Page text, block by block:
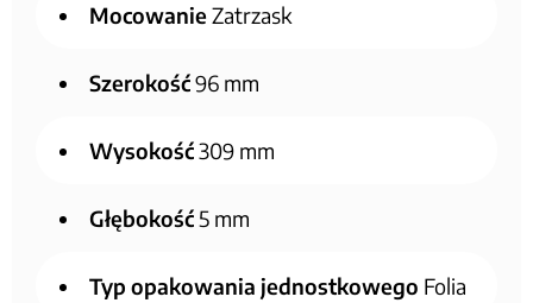
MocowanieZatrzask
Szerokość96 mm
Wysokość309 mm
Głębokość5 mm
Typ opakowania jednostkowego Folia